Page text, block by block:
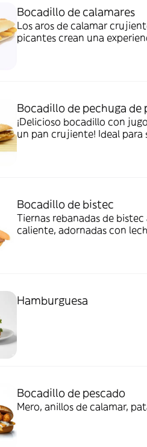
Bocadillo de calamares
Los aros de calamar
picantes crean una
Bocadillo de pechuga de
¡Delicioso bocadillo con
un pan crujiente! Ideal para
Bocadillo de bistec
Tiernas rebanadas de
caliente, adornadas con
Hamburguesa
Bocadillo de pescado
Mero, anillos de calamar,